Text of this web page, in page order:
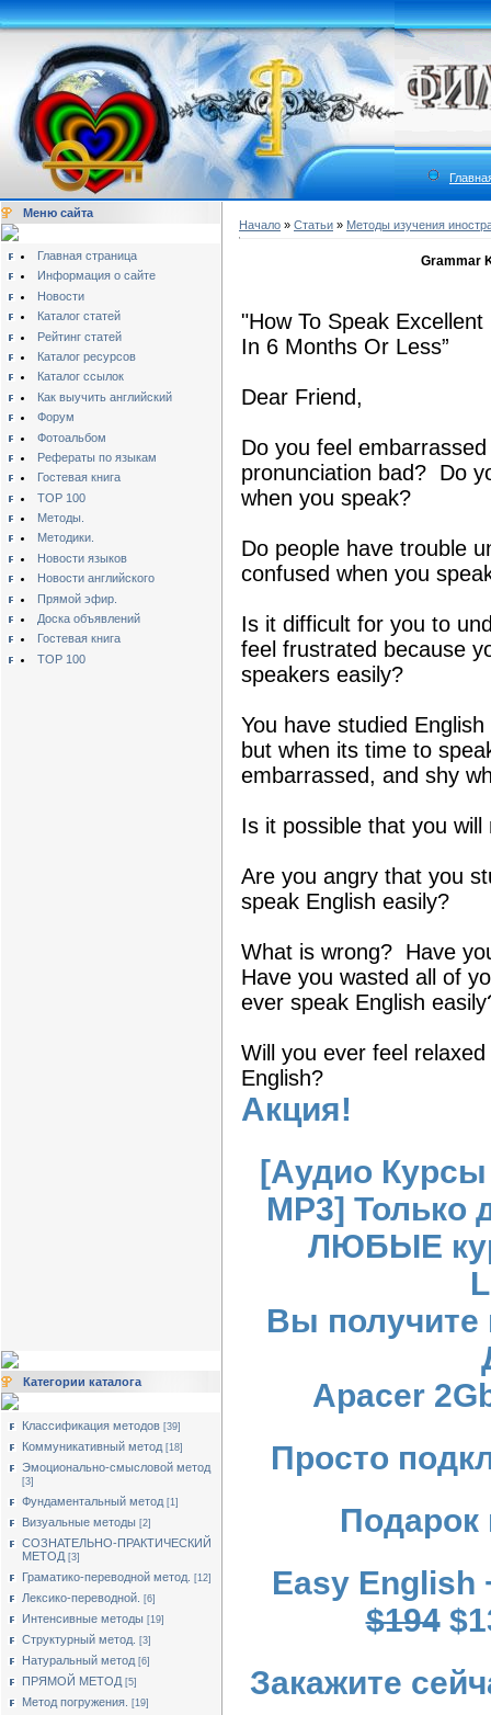
Меню сайта
Главная страница
Информация о сайте
Новости
Каталог статей
Рейтинг статей
Каталог ресурсов
Каталог ссылок
Как выучить английский
Форум
Фотоальбом
Рефераты по языкам
Гостевая книга
TOP 100
Методы.
Методики.
Новости языков
Новости английского
Прямой эфир.
Доска объявлений
Гостевая книга
TOP 100
Категории каталога
Классификация методов [39]
Коммуникативный метод [18]
Эмоционально-смысловой метод
[3]
Фундаментальный метод [1]
Визуальные методы [2]
СОЗНАТЕЛЬНО-ПРАКТИЧЕСКИЙ
МЕТОД [3]
Граматико-переводной метод. [12]
Лексико-переводной. [6]
Интенсивные методы [19]
Структурный метод. [3]
Натуральный метод [6]
ПРЯМОЙ МЕТОД [5]
Метод погружения. [19]
Начало » Статьи » Методы изучения
Grammar
"How To Speak Excellent
In 6 Months Or Less”
Dear Friend,
Do you feel
pronunciation bad? Do
when you speak?
Do people have trouble
confused when you
Is it difficult for you to
feel frustrated because
speakers easily?
You have studied
but when its time to
embarrassed, and shy
Is it possible that you
Are you angry that you
speak English easily?
What is wrong? Have
Have you wasted all of
ever speak English
Will you ever feel
English?
Акция!
[Аудио
MP3] Только
ЛЮБЫЕ
Вы
Apacer
Просто
Подарок
Easy English
$194
Закажите